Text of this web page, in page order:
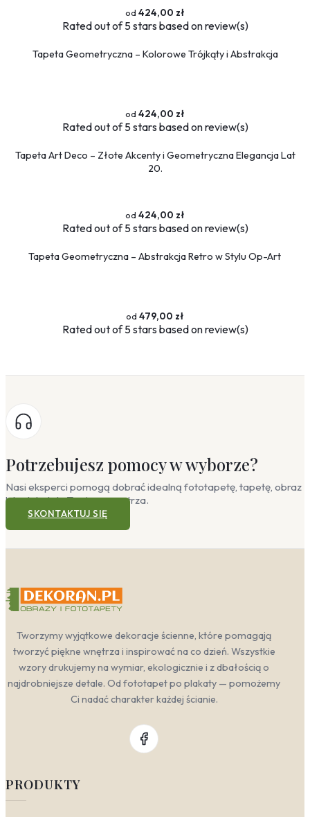
424,00 zł
Ratedout of 5 stars based onreview(s)
Tapeta Geometryczna – Kolorowe Trójkąty i Abstrakcja
424,00 zł
Ratedout of 5 stars based onreview(s)
Tapeta Art Deco – Złote Akcenty i Geometryczna Elegancja Lat
20.
424,00 zł
Ratedout of 5 stars based onreview(s)
Tapeta Geometryczna – Abstrakcja Retro w Stylu Op-Art
479,00 zł
Ratedout of 5 stars based onreview(s)
Potrzebujesz pomocy w wyborze?
Nasi eksperci pomogą dobrać idealną fototapetę, tapetę, obraz
lub plakat do Twojego wnętrza.
SKONTAKTUJ SIĘ
Tworzymy wyjątkowe dekoracje ścienne, które pomagają
tworzyć piękne wnętrza i inspirować na co dzień. Wszystkie
wzory drukujemy na wymiar, ekologicznie i z dbałością o
najdrobniejsze detale. Od fototapet po plakaty — pomożemy
Ci nadać charakter każdej ścianie.
PRODUKTY